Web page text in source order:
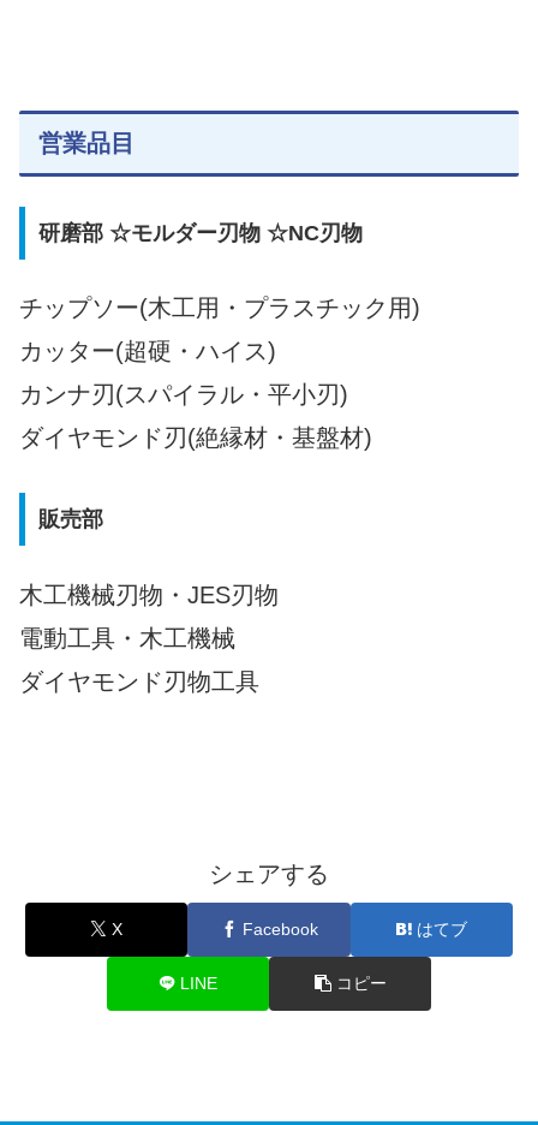
営業品目
研磨部 ☆モルダー刃物 ☆NC刃物
チップソー(木工用・プラスチック用)
カッター(超硬・ハイス)
カンナ刃(スパイラル・平小刃)
ダイヤモンド刃(絶縁材・基盤材)
販売部
木工機械刃物・JES刃物
電動工具・木工機械
ダイヤモンド刃物工具
シェアする
X Facebook はてブ
LINE コピー